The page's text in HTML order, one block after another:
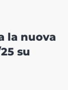
la nuova
su